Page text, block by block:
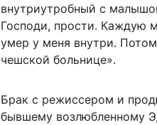
внутриутробный с
Господи, прости. Каждую
умер у меня внутри.
чешской больнице».
Брак с режиссером и
бывшему возлюбленному